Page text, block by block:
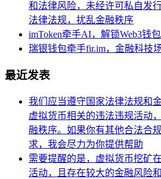
和法律风险，未经许可私自发
法律法规，扰乱金融秩序
imToken牵手AI，解锁Web3钱
瑞银钱包牵手fir.im，金融科技
最近发表
我们应当遵守国家法律法规和
虚拟货币相关的违法违规活动
融秩序。如果你有其他合法合
求，我会尽力为你提供帮助
需要提醒的是，虚拟货币挖矿
活动，且存在较大的金融风险